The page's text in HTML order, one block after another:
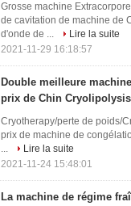
Grosse machine
de cavitation de machine de
d'onde de ...
Lire la suite
2021-11-29 16:18:57
Double meilleure
prix de Chin
Cryotherapy/perte de poids/
prix de machine de
...
Lire la suite
2021-11-24 15:48:01
La machine de régime